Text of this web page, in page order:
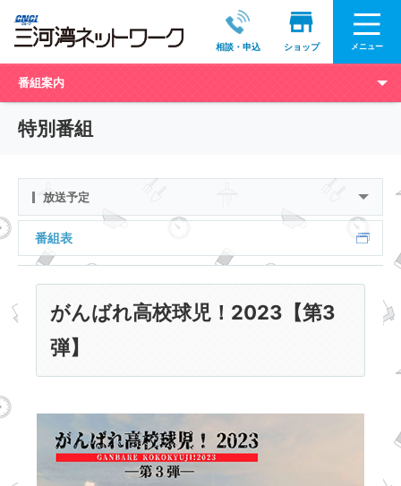
相談・申込 ショップ メニュー
番組案内
特別番組
放送予定
番組表
がんばれ高校球児！2023【第3
弾】